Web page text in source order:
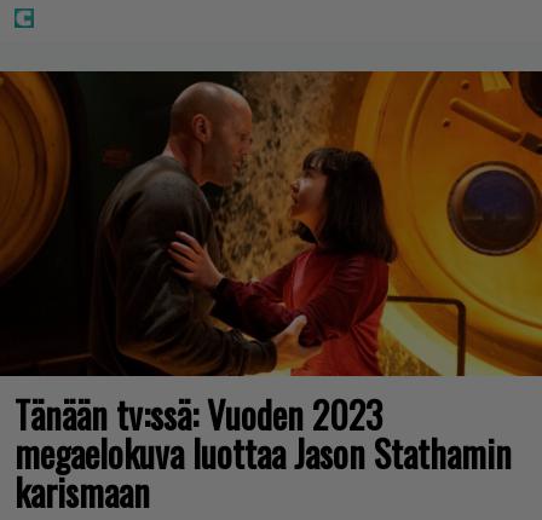
Tänään tv:ssä: Vuoden 2023
megaelokuva luottaa Jason Stathamin
karismaan